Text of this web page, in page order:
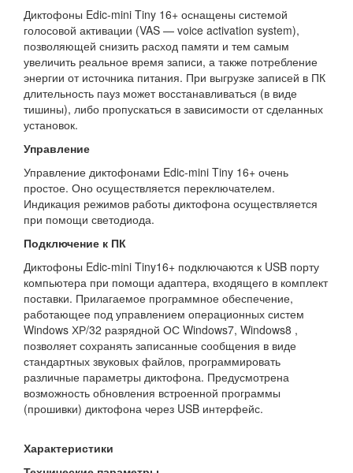
Диктофоны Edic-mini Tiny 16+ оснащены системой
голосовой активации (VAS — voice activation system),
позволяющей снизить расход памяти и тем самым
увеличить реальное время записи, а также потребление
энергии от источника питания. При выгрузке записей в ПК
длительность пауз может восстанавливаться (в виде
тишины), либо пропускаться в зависимости от сделанных
установок.
Управление
Управление диктофонами Edic-mini Tiny 16+ очень
простое. Оно осуществляется переключателем.
Индикация режимов работы диктофона осуществляется
при помощи светодиода.
Подключение к ПК
Диктофоны Edic-mini Tiny16+ подключаются к USB порту
компьютера при помощи адаптера, входящего в комплект
поставки. Прилагаемое программное обеспечение,
работающее под управлением операционных систем
Windows ХР/32 разрядной ОС Windows7, Windows8 ,
позволяет сохранять записанные сообщения в виде
стандартных звуковых файлов, программировать
различные параметры диктофона. Предусмотрена
возможность обновления встроенной программы
(прошивки) диктофона через USB интерфейс.
Характеристики